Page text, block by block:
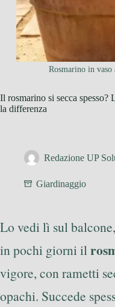
Rosmarino in
Il rosmarino si secca
la differenza
Redazione UP
Giardinaggio
Lo vedi lì sul
in pochi giorni il
vigore, con rametti
opachi. Succede